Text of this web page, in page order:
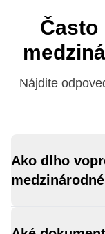
Často
Nájdite
Ako dlho